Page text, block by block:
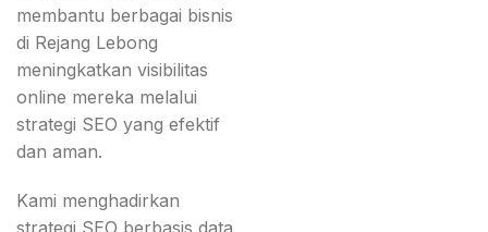
membantu berbagai bisnis
di Rejang Lebong
meningkatkan visibilitas
online mereka melalui
strategi SEO yang efektif
dan aman.
Kami menghadirkan
strategi SEO berbasis data